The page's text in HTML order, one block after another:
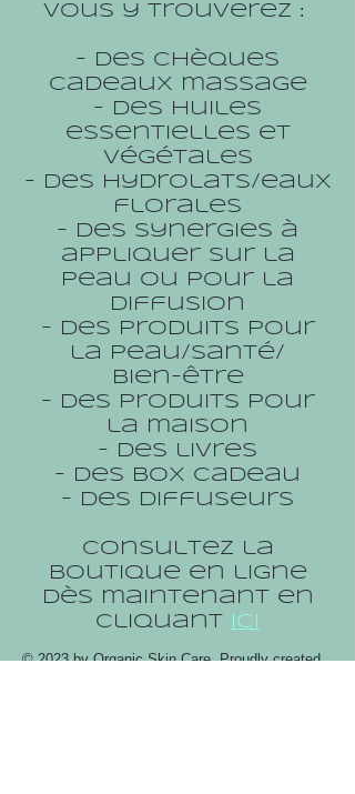
Vous y trouverez :
- des chèques
cadeaux massage
- des huiles
essentielles et
végétales
- des hydrolats/eaux
florales
- des synergies à
appliquer sur la
peau ou pour la
diffusion
- des produits pour
la peau/santé/
bien-être
- des produits pour
la maison
- des livres
- des box cadeau
- des diffuseurs
Consultez la
boutique en ligne
dès maintenant en
cliquant
ICI
© 2023 by Organic Skin Care. Proudly created